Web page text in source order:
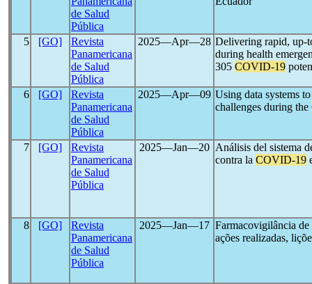
de Salud
Pública
5 [GO]
Revista
Panamericana
de Salud
Pública
2025―Apr―28 Delivering rapid, up-
during health
305 COVID-19
6 [GO]
Revista
Panamericana
de Salud
Pública
2025―Apr―09 Using data systems
challenges during the
7 [GO]
Revista
Panamericana
de Salud
Pública
2025―Jan―20 Análisis del sistema
contra la COVID-19
8 [GO]
Revista
Panamericana
de Salud
Pública
2025―Jan―17 Farmacovigilância
ações realizadas,